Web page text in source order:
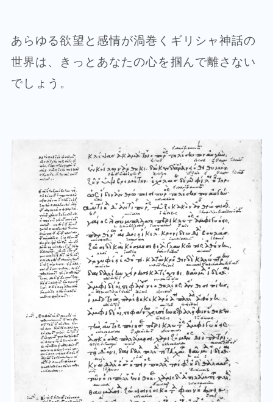
あらゆる欲望と感情が渦巻くギリシャ神話の
世界は、きっとあなたの心を掴んで離さない
でしょう。